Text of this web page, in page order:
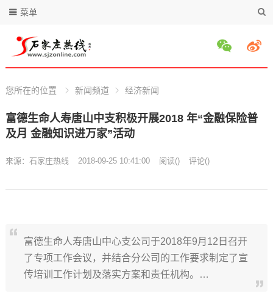
菜单
您所在的位置 新闻频道 经济新闻
富德生命人寿唐山中支积极开展2018 年“金融保险普
及月 金融知识进万家”活动
来源： 石家庄热线 2018-09-25 10:41:00 阅读() 评论()
富德生命人寿唐山中心支公司于2018年9月12日召开
了专项工作会议，并结合分公司的工作要求制定了宣
传培训工作计划及落实方案和责任机构。…